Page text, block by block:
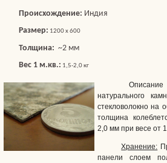
Происхождение: Индия
Размер: 1200 х 600
Толщина: ~2 мм
Вес 1 м.кв.: 1,5-2,0 кг
Описание
натурального
стекловолокно на
толщина
2,0 мм при весе от
Хранение:
панели слоем